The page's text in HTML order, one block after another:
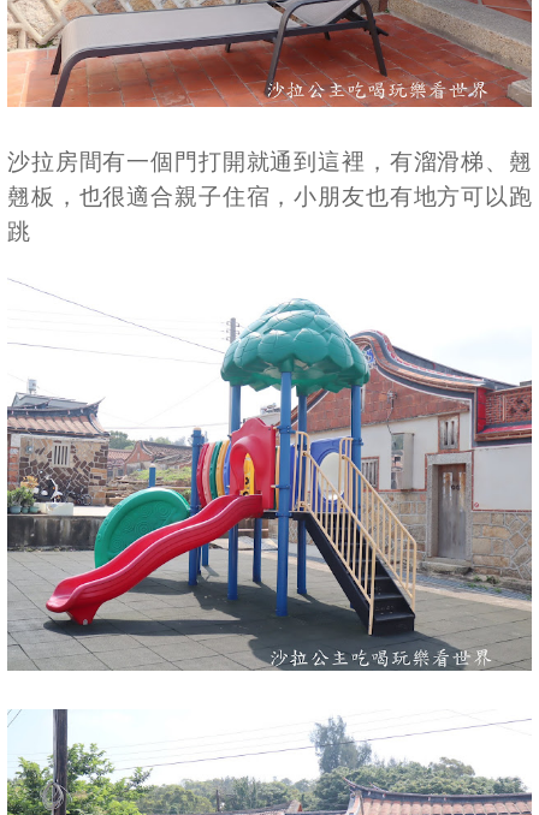
沙拉房間有一個門打開就通到這裡，有溜滑梯、翹
翹板，也很適合親子住宿，小朋友也有地方可以跑
跳